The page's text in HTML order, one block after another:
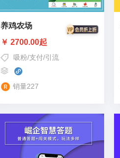
养鸡农场
￥ 2700.00起
吸粉/支付/引流
销量227